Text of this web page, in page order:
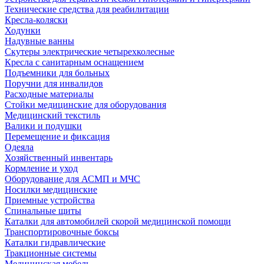
Технические средства для реабилитации
Кресла-коляски
Ходунки
Надувные ванны
Скутеры электрические четырехколесные
Кресла с санитарным оснащением
Подъемники для больных
Поручни для инвалидов
Расходные материалы
Стойки медицинские для оборудования
Медицинский текстиль
Валики и подушки
Перемещение и фиксация
Одеяла
Хозяйственный инвентарь
Кормление и уход
Оборудование для АСМП и МЧС
Носилки медицинские
Приемные устройства
Спинальные щиты
Каталки для автомобилей скорой медицинской помощи
Транспортировочные боксы
Каталки гидравлические
Тракционные системы